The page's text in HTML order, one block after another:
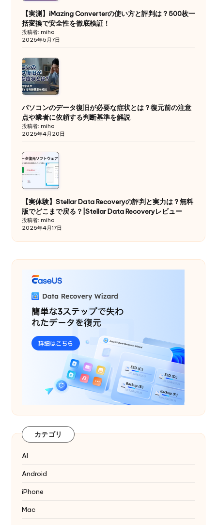
【実測】iMazing Converterの使い方と評判は？500枚一
括変換で安全性を徹底検証！
投稿者: miho
2026年5月7日
パソコンのデータ復旧が必要な症状とは？復元前の注意
点や業者に依頼する判断基準を解説
投稿者: miho
2026年4月20日
【実体験】Stellar Data Recoveryの評判と実力は？無料
版でどこまで戻る？|Stellar Data Recoveryレビュー
投稿者: miho
2026年4月17日
カテゴリ
AI
Android
iPhone
Mac